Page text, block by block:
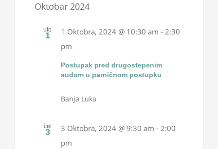
Oktobar 2024
uto
1
Postupak pred drugostepenim
sudom u parničnom postupku
1 Oktobra, 2024 @ 10:30 am -2:30
pm
Banja Luka
čet
3 3 Oktobra, 2024 @ 9:30 am -2:00
pm